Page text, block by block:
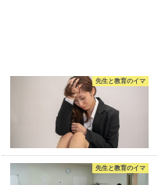
先生と教育のイマ
先生と教育のイマ